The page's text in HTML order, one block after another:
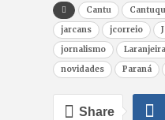
Cantu
jarcans
jcorreio
jornalismo
novidades
Paraná
Share